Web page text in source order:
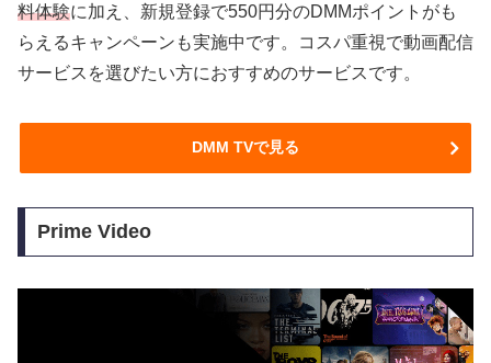
料体験に加え、新規登録で550円分のDMMポイントがも
らえるキャンペーンも実施中です。コスパ重視で動画配信
サービスを選びたい方におすすめのサービスです。
DMM TVで見る
Prime Video